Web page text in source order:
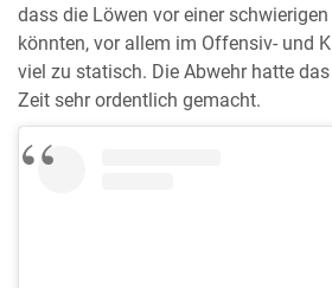
dass die Löwen vor einer
könnten, vor allem im Offensiv- und
viel zu statisch. Die Abwehr hatte
Zeit sehr ordentlich gemacht.